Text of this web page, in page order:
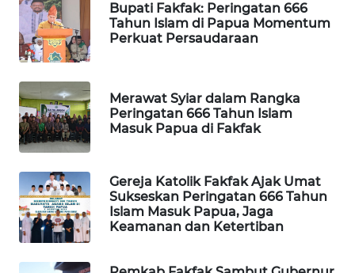
Bupati Fakfak: Peringatan 666
Tahun Islam di Papua Momentum
Perkuat Persaudaraan
Merawat Syiar dalam Rangka
Peringatan 666 Tahun Islam
Masuk Papua di Fakfak
Gereja Katolik Fakfak Ajak Umat
Sukseskan Peringatan 666 Tahun
Islam Masuk Papua, Jaga
Keamanan dan Ketertiban
LPKKI
LKKI
KOPEKLIN
PORTAL
FORWAMKI
ALPERKLINAS